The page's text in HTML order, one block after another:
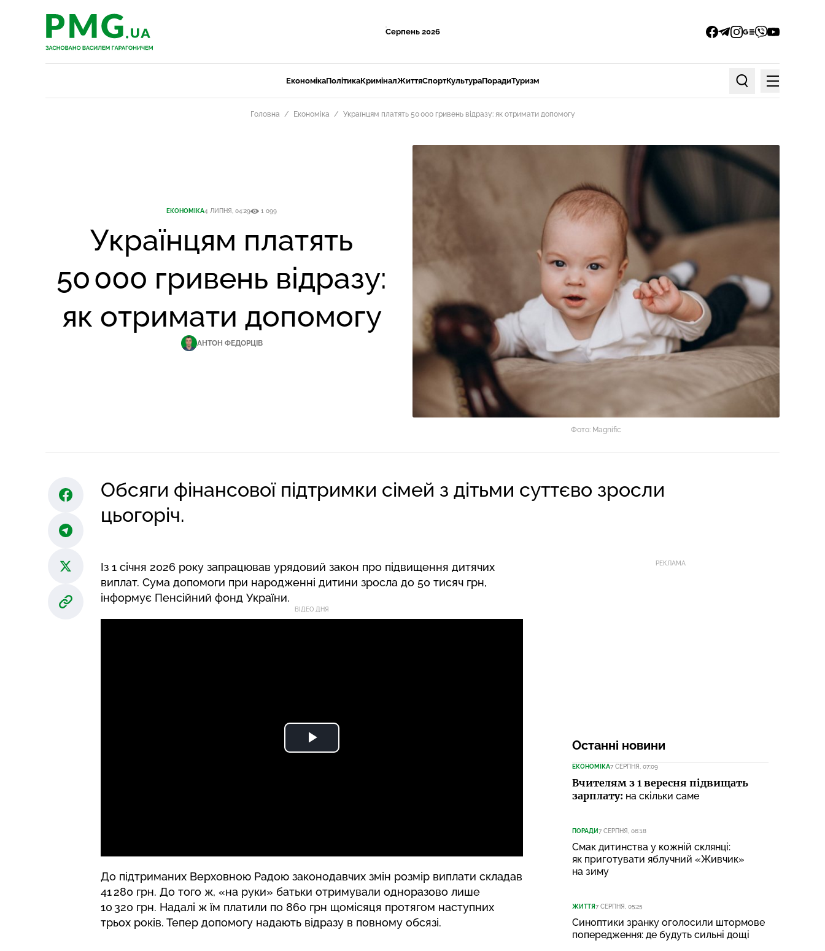
PMG.ua
Серпень 2026
facebook
telegram
instagram
google_news
viberyoutube
PMG.ua
ЕкономікаПолітикаКриміналЖиттяСпортКультураПорадиТуризм
Пошук по статтях
Меню
Головна Економіка Українцям платять 50 000 гривень відразу: як отримати допомогу
ЕКОНОМІКА4 ЛИПНЯ, 04:29 1 099
Українцям платять
50 000 гривень відразу:
як отримати допомогу
АНТОН ФЕДОРЦІВ
Фото: Magnific
Обсяги фінансової підтримки сімей з дітьми суттєво зросли
цьогоріч.
Із 1 січня 2026 року запрацював урядовий закон про підвищення дитячих
виплат. Сума допомоги при народженні дитини зросла до 50 тисяч грн,
інформує Пенсійний фонд України.
ВІДЕО ДНЯ
До підтриманих Верховною Радою законодавчих змін розмір виплати складав
41 280 грн. До того ж, «на руки» батьки отримували одноразово лише
10 320 грн. Надалі ж їм платили по 860 грн щомісяця протягом наступних
трьох років. Тепер допомогу надають відразу в повному обсязі.
РЕКЛАМА
Останні новини
ЕКОНОМІКА7 СЕРПНЯ, 07:09
Вчителям з 1 вересня підвищать
зарплату: на скільки саме
ПОРАДИ7 СЕРПНЯ, 06:18
Смак дитинства у кожній склянці:
як приготувати яблучний «Живчик»
на зиму
ЖИТТЯ7 СЕРПНЯ, 05:25
Синоптики зранку оголосили штормове
попередження: де будуть сильні дощі